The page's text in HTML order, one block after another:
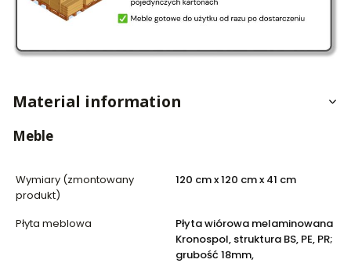
Material information
Meble
Wymiary (zmontowany
produkt)
120 cm x 120 cm x 41 cm
Płyta meblowa
Płyta wiórowa melaminowana
Kronospol, struktura BS, PE, PR;
grubość 18mm,